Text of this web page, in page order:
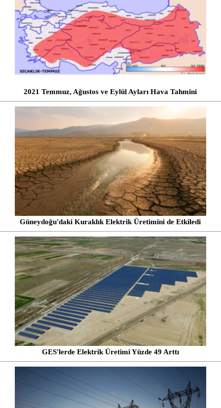
2021 Temmuz, Ağustos ve Eylül Ayları Hava Tahmini
Güneydoğu'daki Kuraklık Elektrik Üretimini de Etkiledi
GES'lerde Elektrik Üretimi Yüzde 49 Arttı